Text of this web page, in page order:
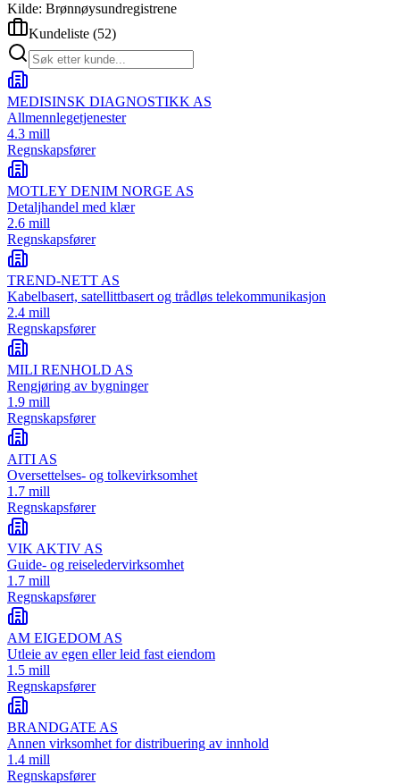
Kilde: Brønnøysundregistrene
Kundeliste (52)
MEDISINSK DIAGNOSTIKK AS
Allmennlegetjenester
4.3 mill
Regnskapsfører
MOTLEY DENIM NORGE AS
Detaljhandel med klær
2.6 mill
Regnskapsfører
TREND-NETT AS
Kabelbasert, satellittbasert og trådløs telekommunikasjon
2.4 mill
Regnskapsfører
MILI RENHOLD AS
Rengjøring av bygninger
1.9 mill
Regnskapsfører
AITI AS
Oversettelses- og tolkevirksomhet
1.7 mill
Regnskapsfører
VIK AKTIV AS
Guide- og reiseledervirksomhet
1.7 mill
Regnskapsfører
AM EIGEDOM AS
Utleie av egen eller leid fast eiendom
1.5 mill
Regnskapsfører
BRANDGATE AS
Annen virksomhet for distribuering av innhold
1.4 mill
Regnskapsfører